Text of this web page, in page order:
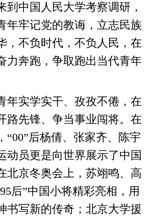
到中国人民大学考察调研，
年牢记党的教诲，立志民族
，不负时代，不负人民，在
力奔跑，争取跑出当代青年
实学实干、孜孜不倦，在
路先锋、争当事业闯将。在
“00”后杨倩、张家齐、陈宇
动员更是向世界展示了中国
北京冬奥会上，苏翊鸣、高
后”中国小将精彩亮相，用
书写新的传奇；北京大学援